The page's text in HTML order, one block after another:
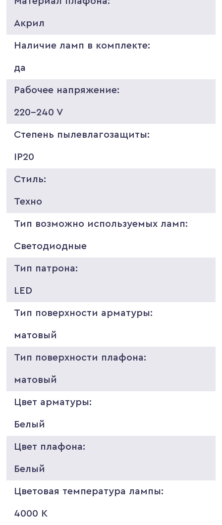
Акрил
Наличие ламп в комплекте:
да
Рабочее напряжение:
220-240 V
Степень пылевлагозащиты:
IP20
Стиль:
Техно
Тип возможно используемых ламп:
Светодиодные
Тип патрона:
LED
Тип поверхности арматуры:
матовый
Тип поверхности плафона:
матовый
Цвет арматуры:
Белый
Цвет плафона:
Белый
Цветовая температура лампы:
4000 K